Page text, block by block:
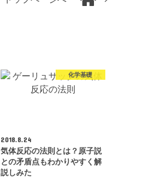
化学基礎
2018.8.24
気体反応の法則とは？原子説
との矛盾点もわかりやすく解
説しみた